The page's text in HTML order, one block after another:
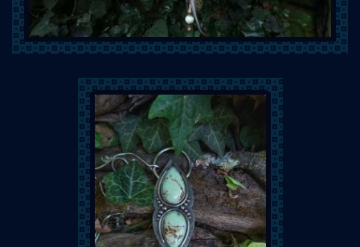
Les Elfémères